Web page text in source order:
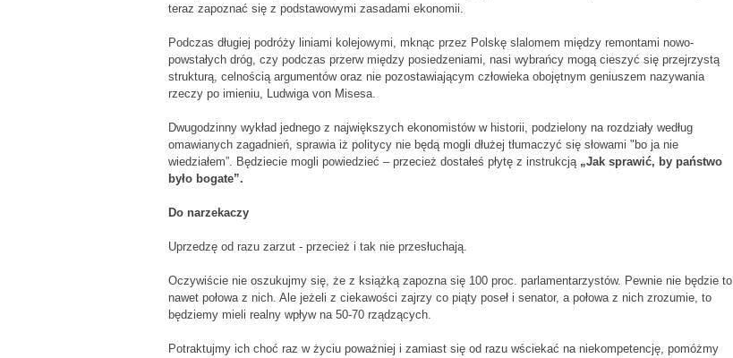
teraz zapoznać się z podstawowymi zasadami ekonomii.
Podczas długiej podróży liniami kolejowymi, mknąc przez Polskę slalomem między remontami nowo-
powstałych dróg, czy podczas przerw między posiedzeniami, nasi wybrańcy mogą cieszyć się przejrzystą
strukturą, celnością argumentów oraz nie pozostawiającym człowieka obojętnym geniuszem nazywania
rzeczy po imieniu, Ludwiga von Misesa.
Dwugodzinny wykład jednego z największych ekonomistów w historii, podzielony na rozdziały według
omawianych zagadnień, sprawia iż politycy nie będą mogli dłużej tłumaczyć się słowami "bo ja nie
wiedziałem”. Będziecie mogli powiedzieć – przecież dostałeś płytę z instrukcją „Jak sprawić, by państwo
było bogate”.
Do narzekaczy
Uprzedzę od razu zarzut - przecież i tak nie przesłuchają.
Oczywiście nie oszukujmy się, że z książką zapozna się 100 proc. parlamentarzystów. Pewnie nie będzie to
nawet połowa z nich. Ale jeżeli z ciekawości zajrzy co piąty poseł i senator, a połowa z nich zrozumie, to
będziemy mieli realny wpływ na 50-70 rządzących.
Potraktujmy ich choć raz w życiu poważniej i zamiast się od razu wściekać na niekompetencję, pomóżmy